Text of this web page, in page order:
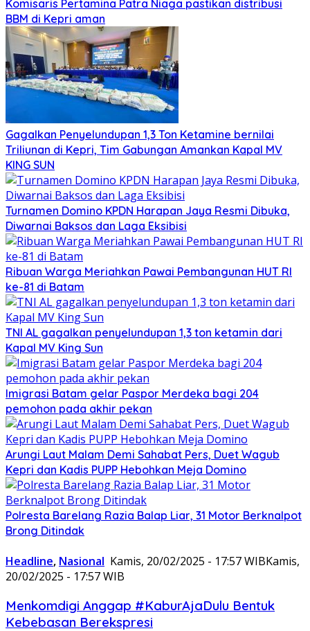
Komisaris Pertamina Patra Niaga pastikan distribusi
BBM di Kepri aman
Gagalkan Penyelundupan 1,3 Ton Ketamine bernilai
Triliunan di Kepri, Tim Gabungan Amankan Kapal MV
KING SUN
Turnamen Domino KPDN Harapan Jaya Resmi Dibuka,
Diwarnai Baksos dan Laga Eksibisi
Ribuan Warga Meriahkan Pawai Pembangunan HUT RI
ke-81 di Batam
TNI AL gagalkan penyelundupan 1,3 ton ketamin dari
Kapal MV King Sun
Imigrasi Batam gelar Paspor Merdeka bagi 204
pemohon pada akhir pekan
Arungi Laut Malam Demi Sahabat Pers, Duet Wagub
Kepri dan Kadis PUPP Hebohkan Meja Domino
Polresta Barelang Razia Balap Liar, 31 Motor Berknalpot
Brong Ditindak
Headline, Nasional Kamis, 20/02/2025 - 17:57 WIBKamis,
20/02/2025 - 17:57 WIB
Menkomdigi Anggap #KaburAjaDulu Bentuk
Kebebasan Berekspresi